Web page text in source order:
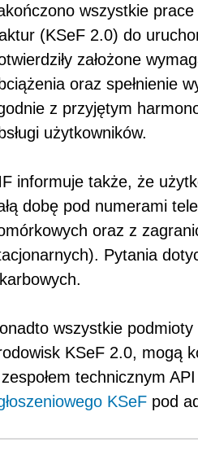
wszystkie
(KSeF 2.0) do
założone
oraz spełnienie
z przyjętym
użytkowników.
informuje także, że
dobę pod numerami
oraz z
Pytania
wszystkie
KSeF 2.0, mogą
technicznym
KSeF pod